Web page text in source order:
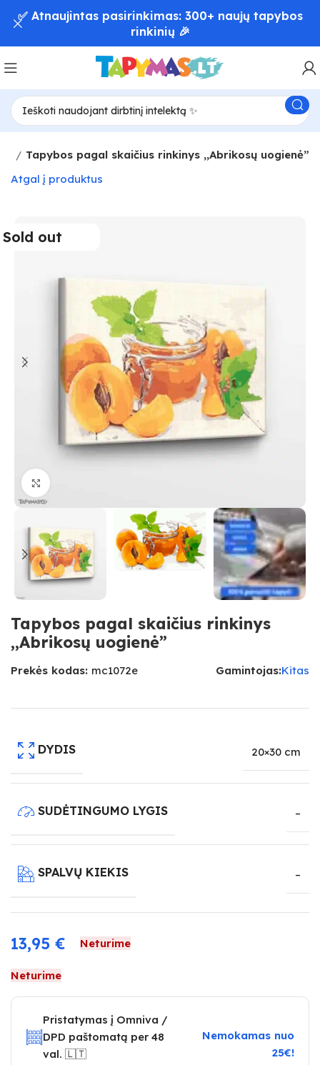
Tapybos pagal skaičius rinkinys ,,Abrikosų uogienė”
Atgal į produktus
Sold out
Tapybos pagal skaičius rinkinys
,,Abrikosų uogienė”
Prekės kodas: mc1072e Gamintojas:Kitas
DYDIS 20×30 cm
SUDĖTINGUMO LYGIS –
SPALVŲ KIEKIS –
13,95 € Neturime
Neturime
Pristatymas į Omniva /
DPD paštomatą per 48
val. 🇱🇹
Nemokamas nuo
25€!
📦 Greitas užsakymų pristatymas – iki 48 val! 🚚